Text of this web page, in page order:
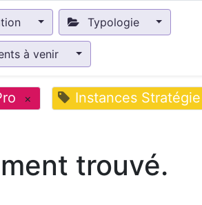
Typologie
à venir
× Instances Stratégie
trouvé.